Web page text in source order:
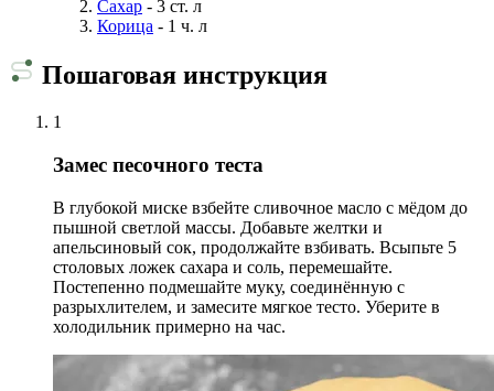
Сахар - 3 ст. л
Корица - 1 ч. л
Пошаговая инструкция
1
Замес песочного теста
В глубокой миске взбейте сливочное масло с мёдом до
пышной светлой массы. Добавьте желтки и
апельсиновый сок, продолжайте взбивать. Всыпьте 5
столовых ложек сахара и соль, перемешайте.
Постепенно подмешайте муку, соединённую с
разрыхлителем, и замесите мягкое тесто. Уберите в
холодильник примерно на час.